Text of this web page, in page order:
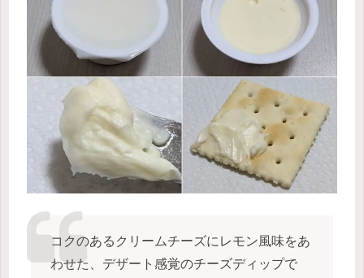
コクのあるクリームチーズにレモン風味をあ
わせた、デザート感覚のチーズディップで